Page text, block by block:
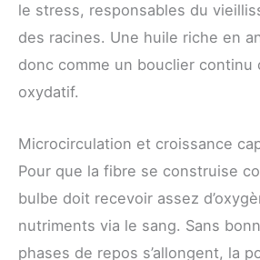
le stress, responsables du
des racines. Une huile riche en
donc comme un bouclier continu
oxydatif.
Microcirculation et croissance
Pour que la fibre se construise
bulbe doit recevoir assez
nutriments via le sang. Sans
phases de repos s’allongent, la